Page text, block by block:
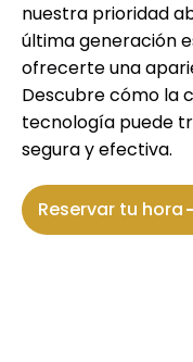
nuestra prioridad
última generación
ofrecerte una
Descubre cómo la
tecnología puede
segura y efectiva.
Reservar tu hora